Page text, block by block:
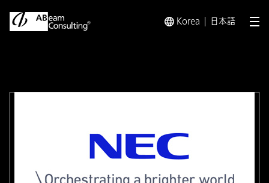
Korea 日本語 メ